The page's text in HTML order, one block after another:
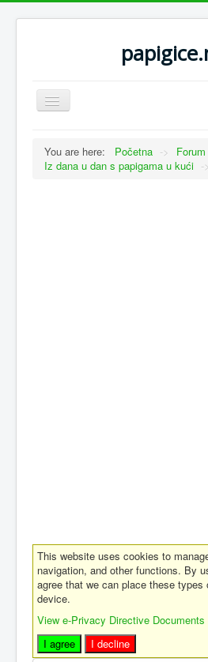
Toggle
Navigation
You are here: Početna -> Forum
Iz dana u dan s papigama u kući ->
This website uses cookies to
navigation, and other functions. By
agree that we can place these
device.
View e-Privacy Directive Documents
I agree
I decline